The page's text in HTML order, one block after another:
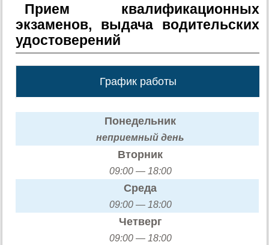
Прием квалификационных
экзаменов, выдача водительских
удостоверений
График работы
Понедельник
неприемный день
Вторник
09:00 — 18:00
Среда
09:00 — 18:00
Четверг
09:00 — 18:00